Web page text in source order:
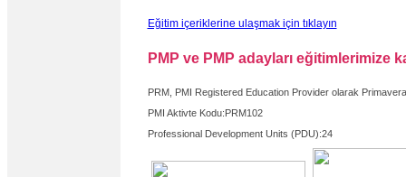
Eğitim içeriklerine ulaşmak için tıklayın
PMP ve PMP adayları eğitimlerimize
PRM, PMI Registered Education Provider olarak
PMI Aktivte Kodu:PRM102
Professional Development Units (PDU):24